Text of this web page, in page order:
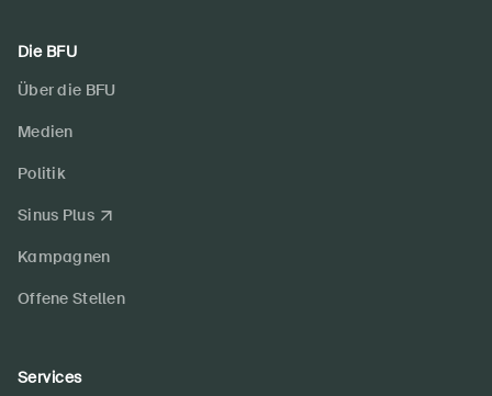
Die BFU
Über die BFU
Medien
Politik
Sinus Plus
Kampagnen
Offene Stellen
Services